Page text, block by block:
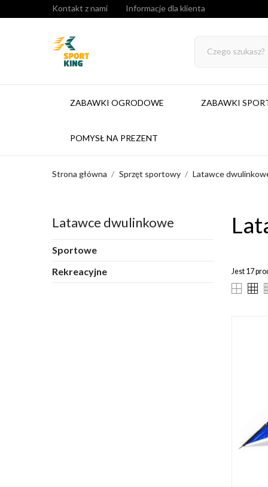
Kontakt z nami Informacje dla klienta
ZABAWKI OGRODOWE ZABAWKI
POMYSŁ NA PREZENT
Strona główna Sprzęt sportowy Latawce
Latawce dwulinkowe
Sportowe
Rekreacyjne
Jest 17